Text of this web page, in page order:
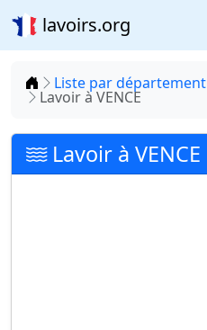
lavoirs.org
Accueil
Liste par département
Lavoir à VENCE
Lavoir à VENCE